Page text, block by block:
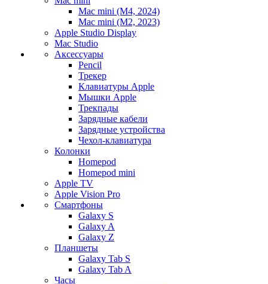
Mac mini (M4, 2024)
Mac mini (M2, 2023)
Apple Studio Display
Mac Studio
Аксессуары
Pencil
Трекер
Клавиатуры Apple
Мышки Apple
Трекпады
Зарядные кабели
Зарядные устройства
Чехол-клавиатура
Колонки
Homepod
Homepod mini
Apple TV
Apple Vision Pro
Смартфоны
Galaxy S
Galaxy A
Galaxy Z
Планшеты
Galaxy Tab S
Galaxy Tab A
Часы